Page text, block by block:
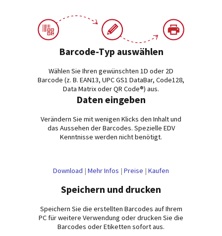
Barcode-Typ auswählen
Wählen Sie Ihren gewünschten 1D oder 2D
Barcode (z. B. EAN13, UPC GS1 DataBar, Code128,
Data Matrix oder QR Code®) aus.
Daten eingeben
Verändern Sie mit wenigen Klicks den Inhalt und
das Aussehen der Barcodes. Spezielle EDV
Kenntnisse werden nicht benötigt.
Download | Mehr Infos | Preise | Kaufen
Speichern und drucken
Speichern Sie die erstellten Barcodes auf Ihrem
PC für weitere Verwendung oder drucken Sie die
Barcodes oder Etiketten sofort aus.